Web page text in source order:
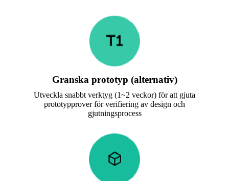
Granska prototyp (alternativ)
Utveckla snabbt verktyg (1~2 veckor) för att gjuta
prototypprover för verifiering av design och
gjutningsprocess